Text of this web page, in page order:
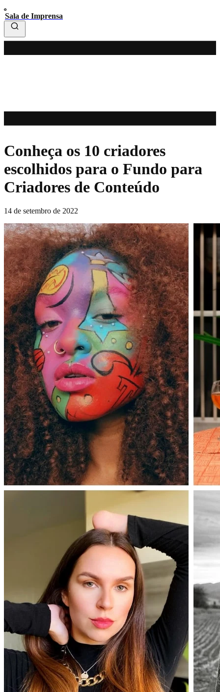
Sala de Imprensa
Conheça os 10 criadores
escolhidos para o Fundo para
Criadores de Conteúdo
14 de setembro de 2022